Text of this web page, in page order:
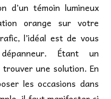
d’un témoin lumineux
orange sur votre
l’idéal est de vous
Étant un
une solution. En
les occasions dans